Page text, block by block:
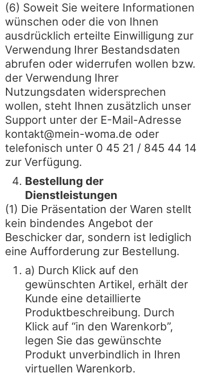
(6) Soweit Sie weitere Informationen
wünschen oder die von Ihnen
ausdrücklich erteilte Einwilligung zur
Verwendung Ihrer Bestandsdaten
abrufen oder widerrufen wollen bzw.
der Verwendung Ihrer
Nutzungsdaten widersprechen
wollen, steht Ihnen zusätzlich unser
Support unter der E-Mail-Adresse
kontakt@mein-woma.de oder
telefonisch unter 0 45 21 / 845 44 14
zur Verfügung.
Bestellung der
Dienstleistungen
(1) Die Präsentation der Waren stellt
kein bindendes Angebot der
Beschicker dar, sondern ist lediglich
eine Aufforderung zur Bestellung.
a) Durch Klick auf den
gewünschten Artikel, erhält der
Kunde eine detaillierte
Produktbeschreibung. Durch
Klick auf “in den Warenkorb”,
legen Sie das gewünschte
Produkt unverbindlich in Ihren
virtuellen Warenkorb.